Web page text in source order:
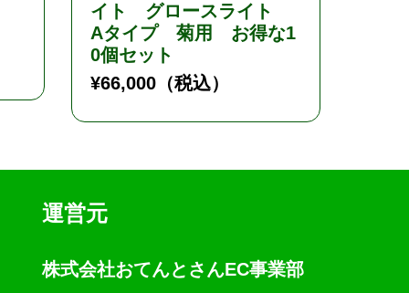
イト グロースライト
Aタイプ 菊用 お得な1
0個セット
¥66,000 （税込）
運営元
株式会社おてんとさんEC事業部